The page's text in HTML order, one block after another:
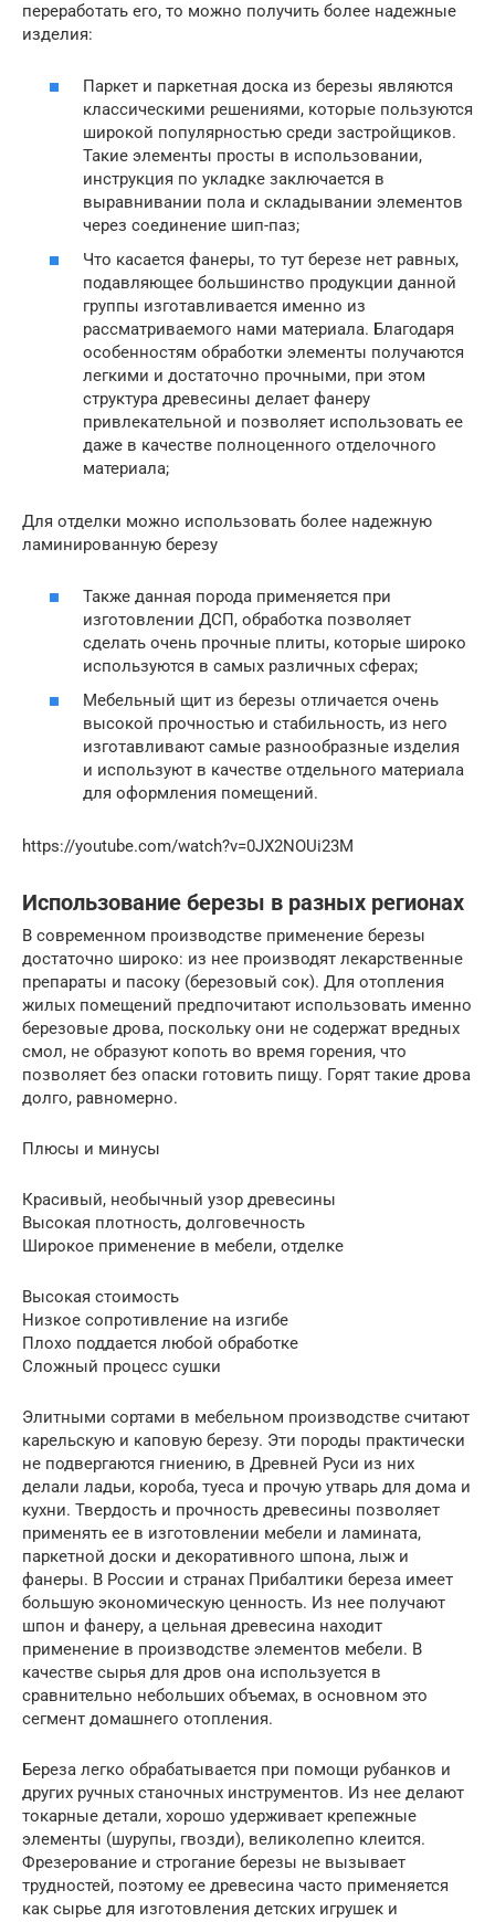
переработать его, то можно получить более надежные
изделия:
Паркет и паркетная доска из березы являются
классическими решениями, которые пользуются
широкой популярностью среди застройщиков.
Такие элементы просты в использовании,
инструкция по укладке заключается в
выравнивании пола и складывании элементов
через соединение шип-паз;
Что касается фанеры, то тут березе нет равных,
подавляющее большинство продукции данной
группы изготавливается именно из
рассматриваемого нами материала. Благодаря
особенностям обработки элементы получаются
легкими и достаточно прочными, при этом
структура древесины делает фанеру
привлекательной и позволяет использовать ее
даже в качестве полноценного отделочного
материала;
Для отделки можно использовать более надежную
ламинированную березу
Также данная порода применяется при
изготовлении ДСП, обработка позволяет
сделать очень прочные плиты, которые широко
используются в самых различных сферах;
Мебельный щит из березы отличается очень
высокой прочностью и стабильность, из него
изготавливают самые разнообразные изделия
и используют в качестве отдельного материала
для оформления помещений.
https://youtube.com/watch?v=0JX2NOUi23M
Использование березы в разных регионах
В современном производстве применение березы
достаточно широко: из нее производят лекарственные
препараты и пасоку (березовый сок). Для отопления
жилых помещений предпочитают использовать именно
березовые дрова, поскольку они не содержат вредных
смол, не образуют копоть во время горения, что
позволяет без опаски готовить пищу. Горят такие дрова
долго, равномерно.
Плюсы и минусы
Красивый, необычный узор древесины
Высокая плотность, долговечность
Широкое применение в мебели, отделке
Высокая стоимость
Низкое сопротивление на изгибе
Плохо поддается любой обработке
Сложный процесс сушки
Элитными сортами в мебельном производстве считают
карельскую и каповую березу. Эти породы практически
не подвергаются гниению, в Древней Руси из них
делали ладьи, короба, туеса и прочую утварь для дома и
кухни. Твердость и прочность древесины позволяет
применять ее в изготовлении мебели и ламината,
паркетной доски и декоративного шпона, лыж и
фанеры. В России и странах Прибалтики береза имеет
большую экономическую ценность. Из нее получают
шпон и фанеру, а цельная древесина находит
применение в производстве элементов мебели. В
качестве сырья для дров она используется в
сравнительно небольших объемах, в основном это
сегмент домашнего отопления.
Береза легко обрабатывается при помощи рубанков и
других ручных станочных инструментов. Из нее делают
токарные детали, хорошо удерживает крепежные
элементы (шурупы, гвозди), великолепно клеится.
Фрезерование и строгание березы не вызывает
трудностей, поэтому ее древесина часто применяется
как сырье для изготовления детских игрушек и